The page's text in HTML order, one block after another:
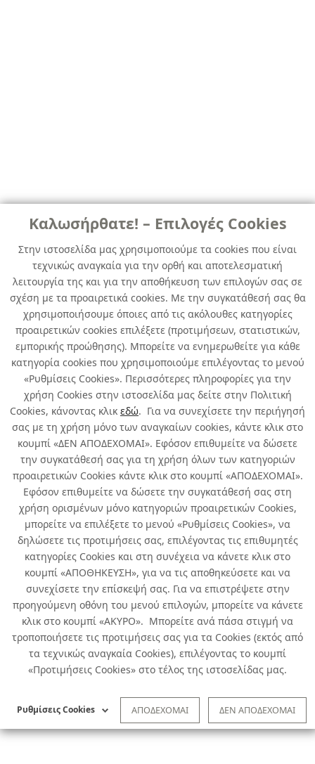
Καλωσήρθατε! – Επιλογές Cookies
Στην ιστοσελίδα μας χρησιμοποιούμε τα cookies που είναι
τεχνικώς αναγκαία για την ορθή και αποτελεσματική
λειτουργία της και για την αποθήκευση των επιλογών σας σε
σχέση με τα προαιρετικά cookies. Με την συγκατάθεσή σας θα
χρησιμοποιήσουμε όποιες από τις ακόλουθες κατηγορίες
προαιρετικών cookies επιλέξετε (προτιμήσεων, στατιστικών,
εμπορικής προώθησης). Μπορείτε να ενημερωθείτε για κάθε
κατηγορία cookies που χρησιμοποιούμε επιλέγοντας το μενού
«Ρυθμίσεις Cookies». Περισσότερες πληροφορίες για την
χρήση Cookies στην ιστοσελίδα μας δείτε στην Πολιτική
Cookies, κάνοντας κλικ εδώ. Για να συνεχίσετε την περιήγησή
σας με τη χρήση μόνο των αναγκαίων cookies, κάντε κλικ στο
κουμπί «ΔΕΝ ΑΠΟΔΕΧΟΜΑΙ». Εφόσον επιθυμείτε να δώσετε
την συγκατάθεσή σας για τη χρήση όλων των κατηγοριών
προαιρετικών Cookies κάντε κλικ στο κουμπί «ΑΠΟΔΕΧΟΜΑΙ».
Εφόσον επιθυμείτε να δώσετε την συγκατάθεσή σας στη
χρήση ορισμένων μόνο κατηγοριών προαιρετικών Cookies,
μπορείτε να επιλέξετε το μενού «Ρυθμίσεις Cookies», να
δηλώσετε τις προτιμήσεις σας, επιλέγοντας τις επιθυμητές
κατηγορίες Cookies και στη συνέχεια να κάνετε κλικ στο
κουμπί «ΑΠΟΘΗΚΕΥΣΗ», για να τις αποθηκεύσετε και να
συνεχίσετε την επίσκεψή σας. Για να επιστρέψετε στην
προηγούμενη οθόνη του μενού επιλογών, μπορείτε να κάνετε
κλικ στο κουμπί «ΑΚΥΡΟ». Μπορείτε ανά πάσα στιγμή να
τροποποιήσετε τις προτιμήσεις σας για τα Cookies (εκτός από
τα τεχνικώς αναγκαία Cookies), επιλέγοντας το κουμπί
«Προτιμήσεις Cookies» στο τέλος της ιστοσελίδας μας.
ΔΕΝ ΑΠΟΔΕΧΟΜΑΙ
ΑΠΟΔΕΧΟΜΑΙ
Ρυθμίσεις Cookies